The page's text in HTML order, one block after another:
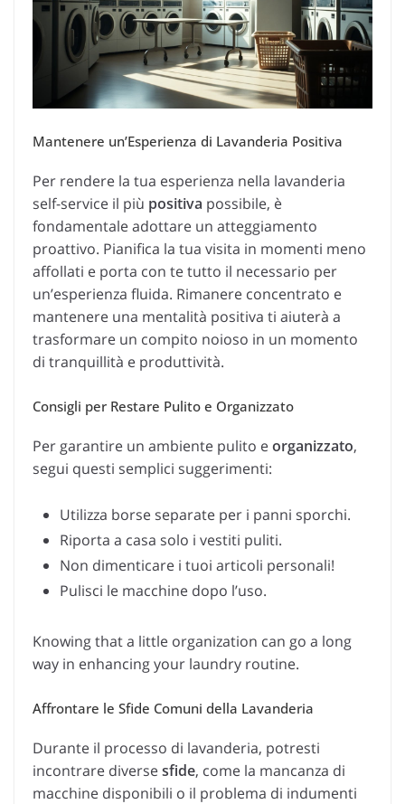
Mantenere un’Esperienza di Lavanderia Positiva
Per rendere la tua esperienza nella lavanderia
self-service il più positiva possibile, è
fondamentale adottare un atteggiamento
proattivo. Pianifica la tua visita in momenti meno
affollati e porta con te tutto il necessario per
un’esperienza fluida. Rimanere concentrato e
mantenere una mentalità positiva ti aiuterà a
trasformare un compito noioso in un momento
di tranquillità e produttività.
Consigli per Restare Pulito e Organizzato
Per garantire un ambiente pulito eorganizzato,
segui questi semplici suggerimenti:
Utilizza borse separate per i panni sporchi.
Riporta a casa solo i vestiti puliti.
Non dimenticare i tuoi articoli personali!
Pulisci le macchine dopo l’uso.
Knowing that a little organization can go a long
way in enhancing your laundry routine.
Affrontare le Sfide Comuni della Lavanderia
Durante il processo di lavanderia, potresti
incontrare diversesfide, come la mancanza di
macchine disponibili o il problema di indumenti